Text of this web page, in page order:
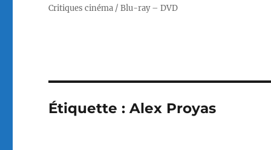
Critiques cinéma / Blu-ray – DVD
Étiquette :Alex Proyas